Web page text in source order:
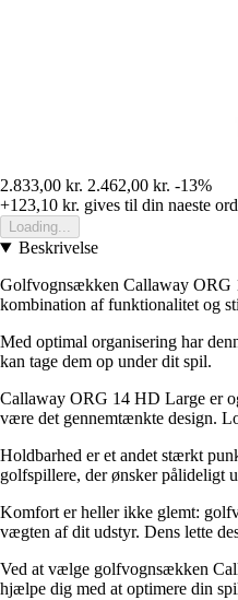
2.833,00 kr. 2.462,00 kr. -13%
+123,10 kr. gives til din naeste
Loading...
Beskrivelse
Golfvognsækken Callaway ORG
kombination af funktionalitet og
Med optimal organisering har
kan tage dem op under dit spil.
Callaway ORG 14 HD Large er
være det gennemtænkte design.
Holdbarhed er et andet stærkt
golfspillere, der ønsker pålideligt
Komfort er heller ikke glemt:
vægten af dit udstyr. Dens lette
Ved at vælge golfvognsækken
hjælpe dig med at optimere din